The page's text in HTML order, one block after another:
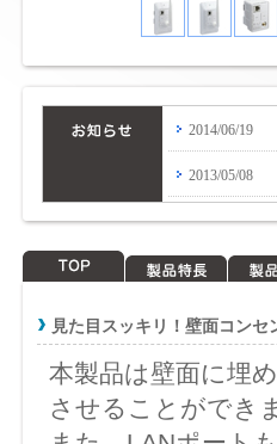
見た目スッキリ！壁面コン
本製品は壁面に埋
させることができ